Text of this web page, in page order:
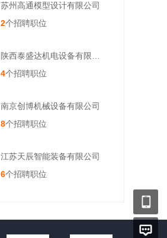
苏州高通模型设计有限公司
2个招聘职位
4个招聘职位
南京创博机械设备有限公司
8个招聘职位
江苏天辰智能装备有限公司
6个招聘职位